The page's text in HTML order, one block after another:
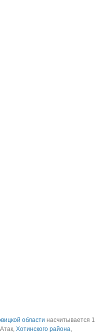
области насчитывается 1
Хотинского района,